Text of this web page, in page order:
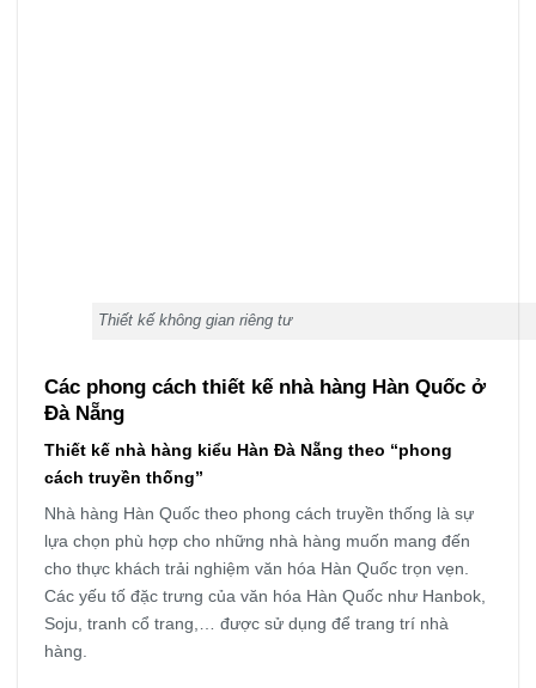
Thiết kế không gian riêng tư
Các phong cách thiết kế nhà hàng Hàn Quốc ở
Đà Nẵng
Thiết kế nhà hàng kiểu Hàn Đà Nẵng theo “phong
cách truyền thống”
Nhà hàng Hàn Quốc theo phong cách truyền thống là sự
lựa chọn phù hợp cho những nhà hàng muốn mang đến
cho thực khách trải nghiệm văn hóa Hàn Quốc trọn vẹn.
Các yếu tố đặc trưng của văn hóa Hàn Quốc như Hanbok,
Soju, tranh cổ trang,… được sử dụng để trang trí nhà
hàng.